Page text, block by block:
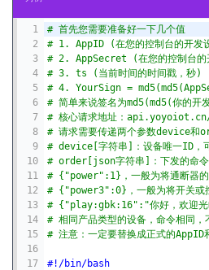
1
# 首先您需要准备好一下几个值
2
# 1. AppID (在您的控制台的开发
3
# 2. AppSecret (在您的控制台的
4
# 3. ts (当前时间的时间戳，秒)
5
# 4. YourSign =
6
# 简单来说签名为md5(md5(你的开
7
# 核心请求地址：
8
# 请求需要传递两个参数device和
9
# device[字符串]：设备唯一ID，
10
# order[json字符串]：下发的命令
11
# {"power":1}，一般为将通断器的
12
# {"power3":0}，一般为将开关或
13
# {"play:gbk:16":"你好，欢迎光
14
# 相同产品类型的设备，命令相同，
15
# 注意：一定要替换成正式的
16
17
#!/bin/bash